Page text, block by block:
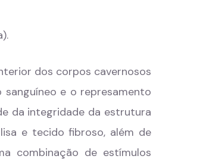
dos corpos cavernosos
e o represamento
da integridade da estrutura
e tecido fibroso, além de
combinação de estímulos